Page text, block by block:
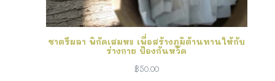
ชาตรีผลา พิกัดเสมหะ เพื่อสร้างภูมิต้านทานให้กับ
ร่างกาย ป้องกันหวัด
฿50.00